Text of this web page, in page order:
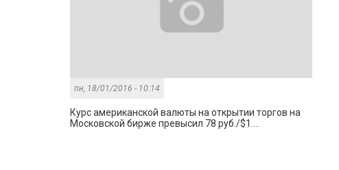
пн, 18/01/2016 - 10:14
Курс американской валюты на открытии торгов на
Московской бирже превысил 78 руб./$1....